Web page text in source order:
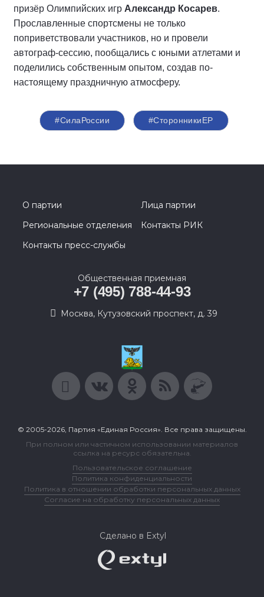
призёр Олимпийских игр Александр Косарев.
Прославленные спортсмены не только
поприветствовали участников, но и провели
автограф-сессию, пообщались с юными атлетами и
поделились собственным опытом, создав по-
настоящему праздничную атмосферу.
#СилаРоссии #СторонникиЕР
О партии
Лица партии
Региональные отделения
Контакты РИК
Контакты пресс-службы
Общественная приемная
+7 (495) 788-44-93
Москва, Кутузовский проспект, д. 39
© 2005-2026, Партия «Единая Россия». Все права защищены.
При полном или частичном использовании материалов
ссылка на ресурс обязательна.
Пользовательское соглашение
Политика конфиденциальности
Политика в отношении обработки персональных данных
Согласие на обработку персональных данных
Сделано в Extyl